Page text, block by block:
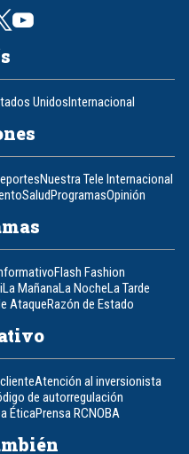
UnidosInternacional
Nuestra Tele Internacional
SaludProgramasOpinión
Flash Fashion
La MañanaLa NocheLa Tarde
AtaqueRazón de Estado
Atención al inversionista
de autorregulación
ÉticaPrensa RCNOBA